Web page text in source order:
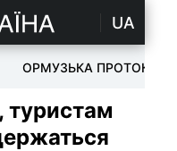
UA
ОРМУЗЬКА ПРОТОКА
туристам